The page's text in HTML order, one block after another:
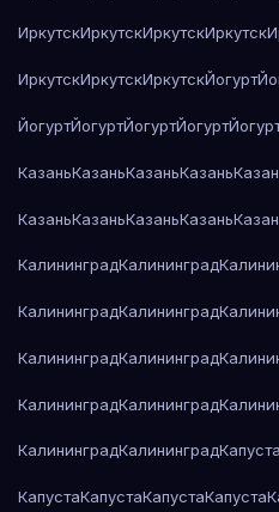
ИркутскИркутскИркутскИркутск
ИркутскИркутскИркутскЙогурт
ЙогуртЙогуртЙогуртЙогурт
КазаньКазаньКазаньКазань
КазаньКазаньКазаньКазань
КалининградКалининград
КалининградКалининград
КалининградКалининград
КалининградКалининград
КалининградКалининградКапуста
КапустаКапустаКапустаКапуста